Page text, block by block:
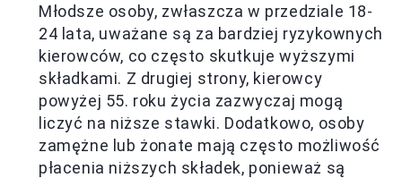
Młodsze osoby, zwłaszcza w przedziale 18-
24 lata, uważane są za bardziej ryzykownych
kierowców, co często skutkuje wyższymi
składkami. Z drugiej strony, kierowcy
powyżej 55. roku życia zazwyczaj mogą
liczyć na niższe stawki. Dodatkowo, osoby
zamężne lub żonate mają często możliwość
płacenia niższych składek, ponieważ są